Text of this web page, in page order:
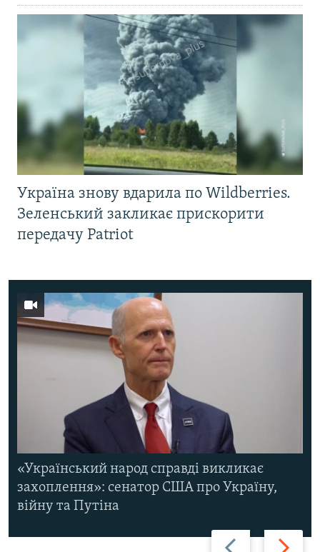
Україна знову вдарила по Wildberries.
Зеленський закликає прискорити
передачу Patriot
Назад Вперед
«Український народ справді викликає
захоплення»: сенатор США про Україну,
війну та Путіна